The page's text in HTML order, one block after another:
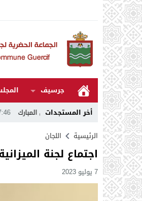
جرسيف
أخر المستجداتالأضحى المبارك 17:46 تعزية .. المـ.ـوت
الرئيسية
اللجان
اجتماع لجنة
7 يوليو 2023